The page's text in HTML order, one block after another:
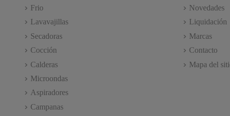
Frio
Lavavajillas
Secadoras
Cocción
Calderas
Microondas
Aspiradores
Campanas
Novedades
Liquidación
Marcas
Contacto
Mapa del